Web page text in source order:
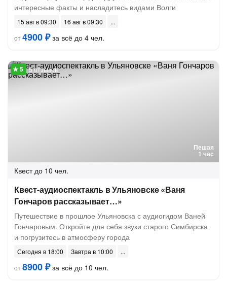
интересные факты и насладитесь видами Волги
15 авг в 09:30
16 авг в 09:30
от4900 ₽за всё до 4 чел.
Пешая
1 час
5 отзывов
Квест до 10 чел.
Квест-аудиоспектакль в Ульяновске «Ваня
Гончаров рассказывает…»
Путешествие в прошлое Ульяновска с аудиогидом Ваней
Гончаровым. Откройте для себя звуки старого Симбирска
и погрузитесь в атмосферу города
Сегодня в 18:00
Завтра в 10:00
от8900 ₽за всё до 10 чел.